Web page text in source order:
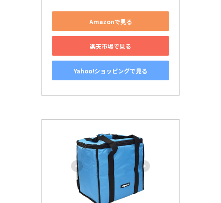
Amazonで見る
楽天市場で見る
Yahoo!ショッピングで見る